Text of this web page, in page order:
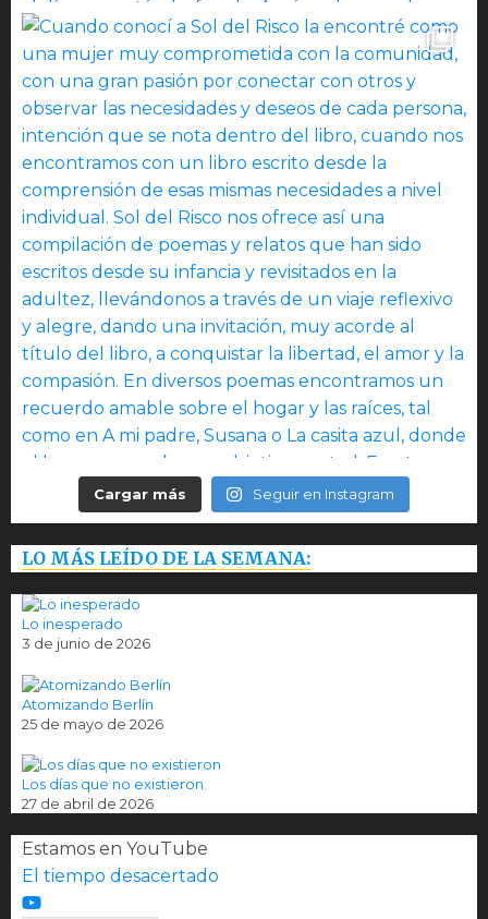
Cargar más Seguir en Instagram
LO MÁS LEÍDO DE LA SEMANA:
Lo inesperado
3 de junio de 2026
Atomizando Berlín
25 de mayo de 2026
Los días que no existieron
27 de abril de 2026
Estamos en YouTube
El tiempo desacertado